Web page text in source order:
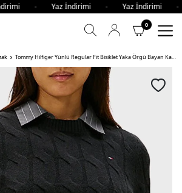
- Yaz İndirimi - Yaz
0
Tommy Hilfiger Yünlü Regular Fit Bisiklet Yaka Örgü Bayan Kazak BDS